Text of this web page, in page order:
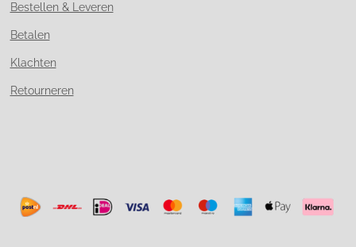
Bestellen & Leveren
Betalen
Klachten
Retourneren